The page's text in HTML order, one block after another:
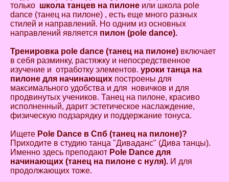
только школа танцев на пилоне или школа pole
dance (танец на пилоне) , есть еще много разных
стилей и направлений. Но одним из основных
направлений является пилон (pole dance).
Тренировка pole dance (танец на пилоне) включает
в себя разминку, растяжку и непосредственное
изучение и отработку элементов. уроки танца на
пилоне для начинающих построены для
максимального удобства и для новичков и для
продвинутых учеников. Танец на пилоне, красиво
исполненный, дарит эстетическое наслаждение,
физическую подзарядку и поддержание тонуса.
Ищете Pole Dance в Спб (танец на пилоне)?
Приходите в студию танца "Диваданс" (Дива танцы).
Именно здесь преподают Pole Dance для
начинающих (танец на пилоне с нуля). И для
продолжающих тоже.